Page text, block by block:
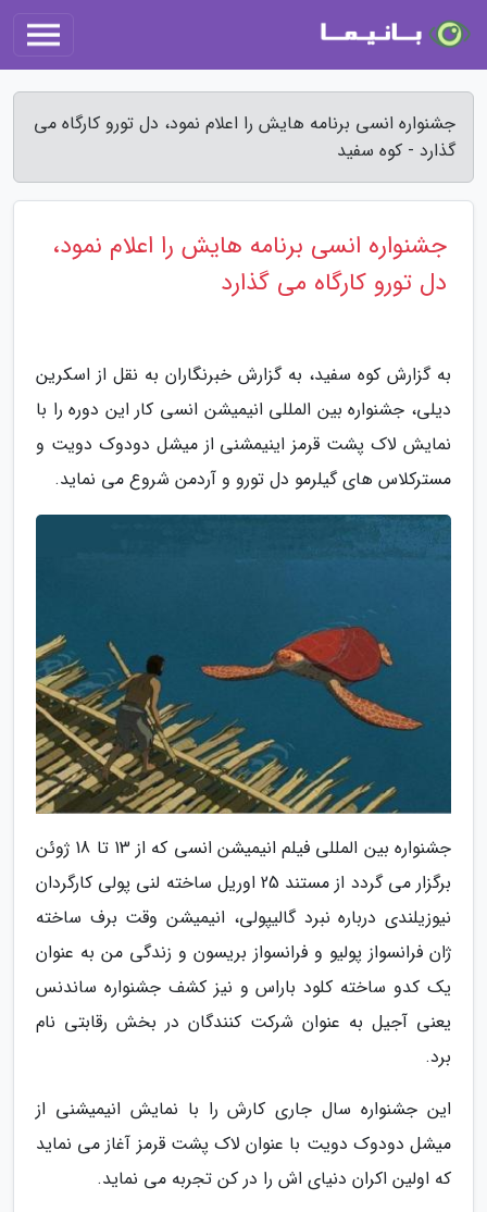
جشنواره انسی برنامه هایش را اعلام نمود، دل تورو کارگاه می
گذارد - کوه سفید
جشنواره انسی برنامه هایش را اعلام نمود،
دل تورو کارگاه می گذارد
به گزارش کوه سفید، به گزارش خبرنگاران به نقل از اسکرین
دیلی، جشنواره بین المللی انیمیشن انسی کار این دوره را با
نمایش لاک پشت قرمز اینیمشنی از میشل دودوک دویت و
مسترکلاس های گیلرمو دل تورو و آردمن شروع می نماید.
جشنواره بین المللی فیلم انیمیشن انسی که از 13 تا 18 ژوئن
برگزار می گردد از مستند 25 اوریل ساخته لنی پولی کارگردان
نیوزیلندی درباره نبرد گالیپولی، انیمیشن وقت برف ساخته
ژان فرانسواز پولیو و فرانسواز بریسون و زندگی من به عنوان
یک کدو ساخته کلود باراس و نیز کشف جشنواره ساندنس
یعنی آجیل به عنوان شرکت کنندگان در بخش رقابتی نام
برد.
این جشنواره سال جاری کارش را با نمایش انیمیشنی از
میشل دودوک دویت با عنوان لاک پشت قرمز آغاز می نماید
که اولین اکران دنیای اش را در کن تجربه می نماید.